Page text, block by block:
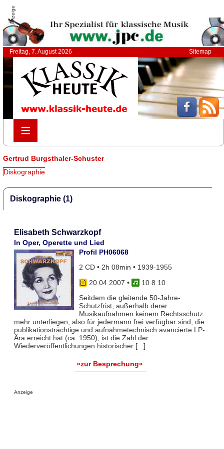
Anzeige
Freitag, 7. August 2026 Sitemap
≡
≡
Gertrud Burgsthaler-Schuster
Diskographie
Diskographie (1)
Elisabeth Schwarzkopf
In Oper, Operette und Lied
Profil PH06068
2 CD • 2h 08min • 1939-1955
20.04.2007 •
10 8 10
Seitdem die gleitende 50-Jahre-
Schutzfrist, außerhalb derer
Musikaufnahmen keinem Rechtsschutz
mehr unterliegen, also für jedermann frei verfügbar sind, die
publikationsträchtige und aufnahmetechnisch avancierte LP-
Ära erreicht hat (ca. 1950), ist die Zahl der
Wiederveröffentlichungen historischer [...]
»zur Besprechung«
Anzeige